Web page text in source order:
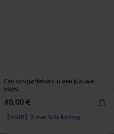
Een rondje fietsen in een blauwe
bikini
40,00 €
【AG18】2 met 10% korting